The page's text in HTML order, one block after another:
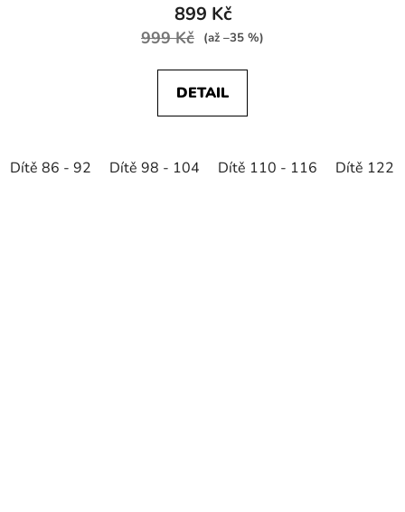
899 Kč
999 Kč (až –35 %)
DETAIL
Dítě 86 - 92 Dítě 98 - 104 Dítě 110 - 116 Dítě 122